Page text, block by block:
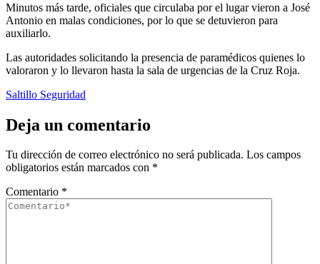
Minutos más tarde, oficiales que circulaba por el lugar vieron a José
Antonio en malas condiciones, por lo que se detuvieron para
auxiliarlo.
Las autoridades solicitando la presencia de paramédicos quienes lo
valoraron y lo llevaron hasta la sala de urgencias de la Cruz Roja.
Saltillo Seguridad
Deja un comentario
Tu dirección de correo electrónico no será publicada. Los campos
obligatorios están marcados con *
Comentario *